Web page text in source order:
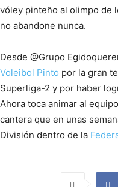
vóley pinteño al olimpo de
no abandone nunca.
Desde @Grupo
Voleibol Pinto por la gran
Superliga-2 y por haber
Ahora toca animar al
cantera que en unas
División dentro de la